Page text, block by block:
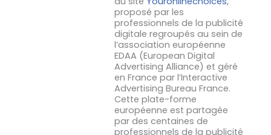
proposé par les
professionnels de la publicité
digitale regroupés au sein de
l’association européenne
EDAA (European Digital
Advertising Alliance) et géré
en France par l’Interactive
Advertising Bureau France.
Cette plate-forme
européenne est partagée
par des centaines de
professionnels de la publicité